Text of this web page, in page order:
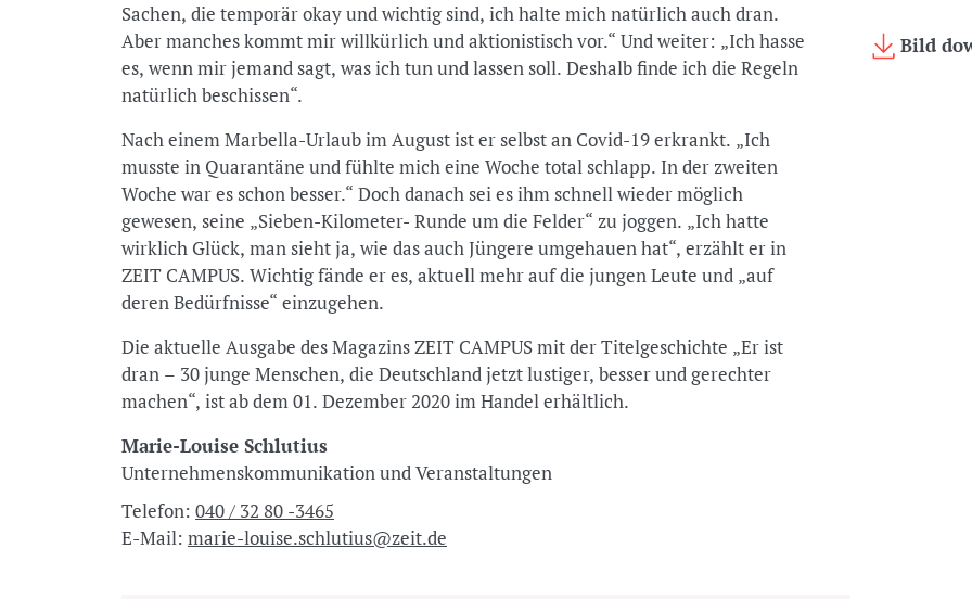
Sachen, die temporär okay und wichtig sind, ich halte mich natürlich auch dran.
Aber manches kommt mir willkürlich und aktionistisch vor.“ Und weiter: „Ich hasse
es, wenn mir jemand sagt, was ich tun und lassen soll. Deshalb finde ich die Regeln
natürlich beschissen“.
Nach einem Marbella-Urlaub im August ist er selbst an Covid-19 erkrankt. „Ich
musste in Quarantäne und fühlte mich eine Woche total schlapp. In der zweiten
Woche war es schon besser.“ Doch danach sei es ihm schnell wieder möglich
gewesen, seine „Sieben-Kilometer- Runde um die Felder“ zu joggen. „Ich hatte
wirklich Glück, man sieht ja, wie das auch Jüngere umgehauen hat“, erzählt er in
ZEIT CAMPUS. Wichtig fände er es, aktuell mehr auf die jungen Leute und „auf
deren Bedürfnisse“ einzugehen.
Die aktuelle Ausgabe des Magazins ZEIT CAMPUS mit der Titelgeschichte „Er ist
dran – 30 junge Menschen, die Deutschland jetzt lustiger, besser und gerechter
machen“, ist ab dem 01. Dezember 2020 im Handel erhältlich.
Marie-Louise Schlutius
Unternehmenskommunikation und Veranstaltungen
Telefon: 040 / 32 80 -3465
E-Mail: marie-louise.schlutius@zeit.de
Bild